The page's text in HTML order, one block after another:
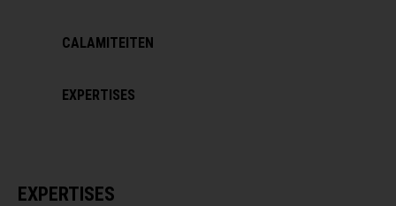
CALAMITEITEN
EXPERTISES
EXPERTISES